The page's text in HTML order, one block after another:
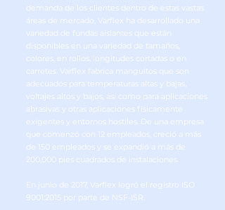
demanda de los clientes dentro de estas vastas
áreas de mercado, Varflex ha desarrollado una
variedad de fundas aislantes que están
disponibles en una variedad de tamaños,
colores, en rollos, longitudes cortadas o en
carretes. Varflex fabrica manguitos que son
adecuados para temperaturas altas y bajas,
voltajes altos y bajos, así como para aplicaciones
abrasivas y otras aplicaciones físicamente
exigentes y entornos hostiles. De una empresa
que comenzó con 12 empleados, creció a más
de 150 empleados y se expandió a más de
200,000 pies cuadrados de instalaciones.
En junio de 2017, Varflex logró el registro ISO
9001:2015 por parte de NSF-ISR.